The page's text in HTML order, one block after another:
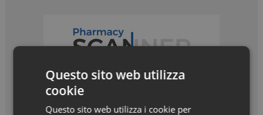
Questo sito web utilizza
cookie
Questo sito web utilizza i cookie per